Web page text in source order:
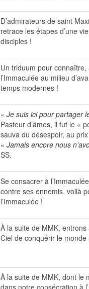
D’admirateurs de saint
retrace les étapes d’une
disciples !
Un triduum pour
l’Immaculée au milieu
temps modernes !
« Je suis ici pour partager
Pasteur d’âmes, il fut le «
sauva du désespoir, au
« Jamais encore nous
SS.
Se consacrer à
contre ses ennemis, voilà
l’Immaculée !
À la suite de MMK,
Ciel de conquérir le monde
À la suite de MMK, dont le
dans notre consécration à